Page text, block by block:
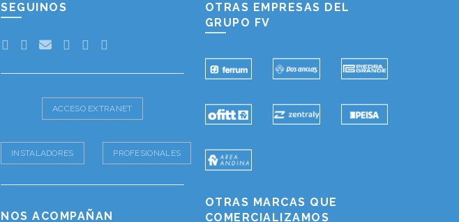
SEGUINOS
ACCESO EXTRANET
INSTALADORES PROFESIONALES
NOS ACOMPAÑAN
OTRAS EMPRESAS DEL
GRUPO FV
OTRAS MARCAS QUE
COMERCIALIZAMOS